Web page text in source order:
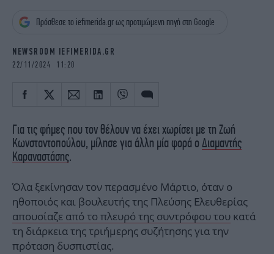
OSCARS
THE OCEAN
Πρόσθεσε το iefimerida.gr ως προτιμώμενη πηγή στη Google
NEWSROOM IEFIMERIDA.GR
22/11/2024 11:20
Για τις φήμες που τον θέλουν να έχει χωρίσει με τη Ζωή
Κωνσταντοπούλου, μίλησε για άλλη μία φορά ο Διαμαντής
Καραναστάσης.
Όλα ξεκίνησαν τον περασμένο Μάρτιο, όταν ο
ηθοποιός και βουλευτής της Πλεύσης Ελευθερίας
απουσίαζε από το πλευρό της συντρόφου του κατά
τη διάρκεια της τριήμερης συζήτησης για την
πρόταση δυσπιστίας.